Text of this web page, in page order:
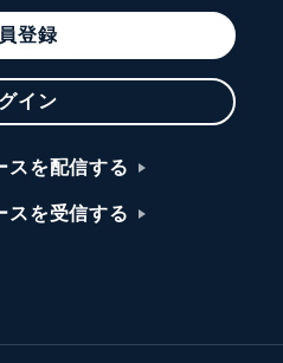
登録
イン
スを配信する
スを受信する